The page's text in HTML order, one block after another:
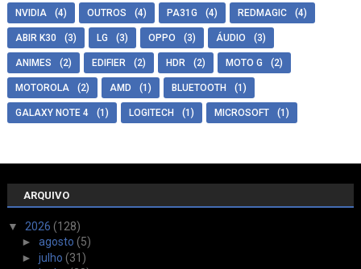
NVIDIA (4) OUTROS (4) PA31G (4) REDMAGIC (4)
ABIR K30 (3) LG (3) OPPO (3) ÁUDIO (3)
ANIMES (2) EDIFIER (2) HDR (2) MOTO G (2)
MOTOROLA (2) AMD (1) BLUETOOTH (1)
GALAXY NOTE 4 (1) LOGITECH (1) MICROSOFT (1)
ARQUIVO
▼ 2026 (128)
► agosto (5)
► julho (31)